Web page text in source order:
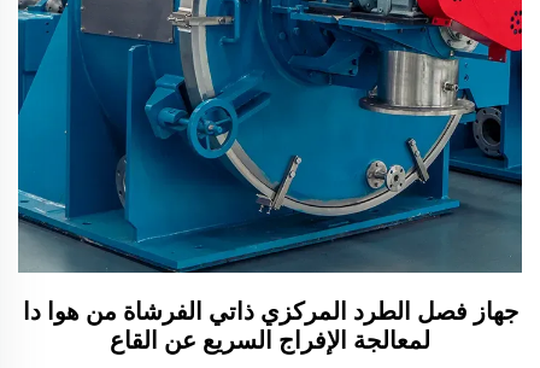
جهاز فصل الطرد المركزي ذاتي الفرشاة من هوا دا
لمعالجة الإفراج السريع عن القاع